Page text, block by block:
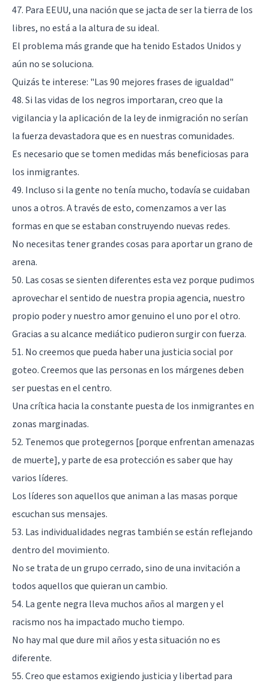
47. Para EEUU, una nación que se jacta de ser la tierra de los
libres, no está a la altura de su ideal.
El problema más grande que ha tenido Estados Unidos y
aún no se soluciona.
Quizás te interese: "Las 90 mejores frases de igualdad"
48. Si las vidas de los negros importaran, creo que la
vigilancia y la aplicación de la ley de inmigración no serían
la fuerza devastadora que es en nuestras comunidades.
Es necesario que se tomen medidas más beneficiosas para
los inmigrantes.
49. Incluso si la gente no tenía mucho, todavía se cuidaban
unos a otros. A través de esto, comenzamos a ver las
formas en que se estaban construyendo nuevas redes.
No necesitas tener grandes cosas para aportar un grano de
arena.
50. Las cosas se sienten diferentes esta vez porque pudimos
aprovechar el sentido de nuestra propia agencia, nuestro
propio poder y nuestro amor genuino el uno por el otro.
Gracias a su alcance mediático pudieron surgir con fuerza.
51. No creemos que pueda haber una justicia social por
goteo. Creemos que las personas en los márgenes deben
ser puestas en el centro.
Una crítica hacia la constante puesta de los inmigrantes en
zonas marginadas.
52. Tenemos que protegernos [porque enfrentan amenazas
de muerte], y parte de esa protección es saber que hay
varios líderes.
Los líderes son aquellos que animan a las masas porque
escuchan sus mensajes.
53. Las individualidades negras también se están reflejando
dentro del movimiento.
No se trata de un grupo cerrado, sino de una invitación a
todos aquellos que quieran un cambio.
54. La gente negra lleva muchos años al margen y el
racismo nos ha impactado mucho tiempo.
No hay mal que dure mil años y esta situación no es
diferente.
55. Creo que estamos exigiendo justicia y libertad para